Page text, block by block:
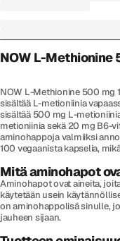
NOW L-Methionine
NOW L-Methionine 500 mg
sisältää L-metioniinia
sisältää 500 mg L-
metioniinia sekä 20 mg B6-
aminohappoja valmiiksi
100 vegaanista kapselia,
Mitä aminohapot
Aminohapot ovat aineita,
käytetään usein
on aminohappolisä sinulle,
jauheen sijaan.